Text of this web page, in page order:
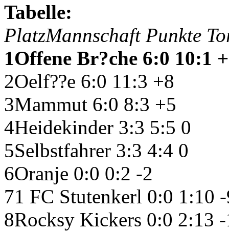
Tabelle:
PlatzMannschaft Punkte
1Offene Br?che 6:0 10:1
2Oelf??e 6:0 11:3 +8
3Mammut 6:0 8:3 +5
4Heidekinder 3:3 5:5 0
5Selbstfahrer 3:3 4:4 0
6Oranje 0:0 0:2 -2
71 FC Stutenkerl 0:0 1:10
8Rocksy Kickers 0:0 2:13